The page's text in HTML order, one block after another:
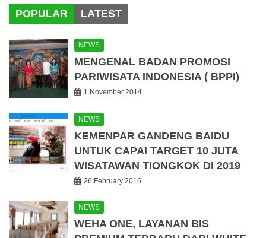
POPULAR LATEST
NEWS
MENGENAL BADAN PROMOSI
PARIWISATA INDONESIA ( BPPI)
1 November 2014
NEWS
KEMENPAR GANDENG BAIDU
UNTUK CAPAI TARGET 10 JUTA
WISATAWAN TIONGKOK DI 2019
26 February 2016
NEWS
WEHA ONE, LAYANAN BIS